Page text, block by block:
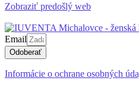
Zobraziť predošlý web
Email
Odoberať
Informácie o ochrane osobných